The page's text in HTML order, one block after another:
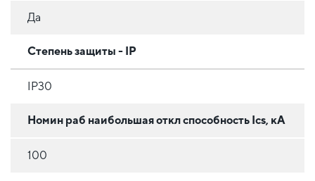
Да
Степень защиты - IP
IP30
Номин раб наибольшая откл способность Ics, кА
100